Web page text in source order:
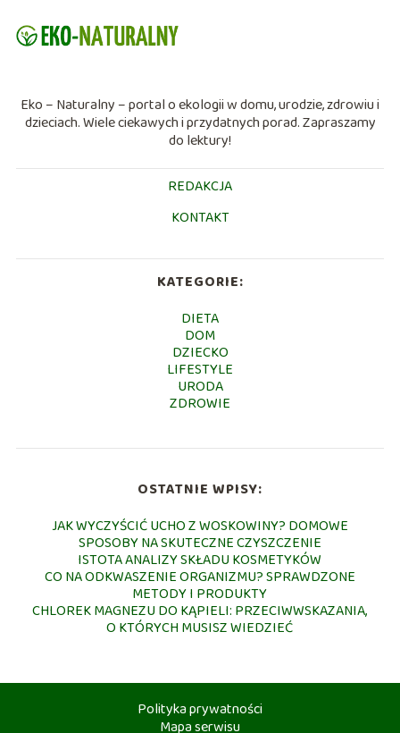
Eko – Naturalny – portal o ekologii w domu, urodzie, zdrowiu i
dzieciach. Wiele ciekawych i przydatnych porad. Zapraszamy
do lektury!
REDAKCJA
KONTAKT
KATEGORIE:
DIETA
DOM
DZIECKO
LIFESTYLE
URODA
ZDROWIE
OSTATNIE WPISY:
JAK WYCZYŚCIĆ UCHO Z WOSKOWINY? DOMOWE
SPOSOBY NA SKUTECZNE CZYSZCZENIE
ISTOTA ANALIZY SKŁADU KOSMETYKÓW
CO NA ODKWASZENIE ORGANIZMU? SPRAWDZONE
METODY I PRODUKTY
CHLOREK MAGNEZU DO KĄPIELI: PRZECIWWSKAZANIA,
O KTÓRYCH MUSISZ WIEDZIEĆ
Polityka prywatności
Mapa serwisu